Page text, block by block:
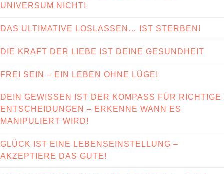
UNIVERSUM NICHT!
DAS ULTIMATIVE LOSLASSEN… IST STERBEN!
DIE KRAFT DER LIEBE IST DEINE GESUNDHEIT
FREI SEIN – EIN LEBEN OHNE LÜGE!
DEIN GEWISSEN IST DER KOMPASS FÜR RICHTIGE
ENTSCHEIDUNGEN – ERKENNE WANN ES
MANIPULIERT WIRD!
GLÜCK IST EINE LEBENSEINSTELLUNG –
AKZEPTIERE DAS GUTE!